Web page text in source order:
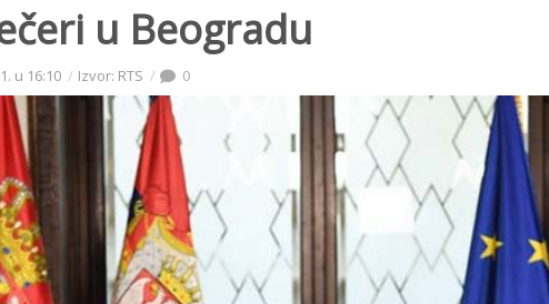
u Beogradu
u 16:10 Izvor: RTS 0